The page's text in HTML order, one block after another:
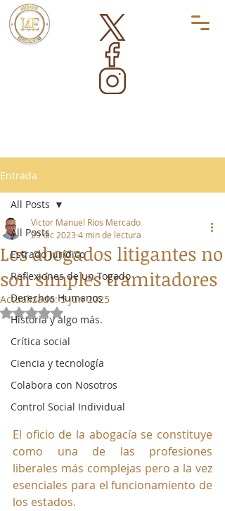
Entrada
All Posts
Estrado Jurídico
Reflexiones de un Togado
Derechos Humanos
Historia y algo más.
Crítica social
Ciencia y tecnología
Colabora con Nosotros
Control Social Individual
All Posts
Los abogados litigantes no
son simples tramitadores
Victor Manuel Rios Mercado
29 dic 2023 4 min de lectura
Actualizado:5 jun 2025
Obtuvo NaN de 5 estrellas.
El oficio de la abogacía se constituye
como una de las profesiones
liberales más complejas pero a la vez
esenciales para el funcionamiento de
los estados.